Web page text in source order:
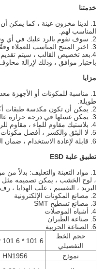
خدمتنا
1. لدينا مخزون عينة ، كما يمكن أن
المناسب لهم.
4.بعد تخصيص القالب ، سيتم تقديم
باختبار موافق ، وذلك لإزالة
مزايا
مناسبة للمكونات أو الأجهزة
طويلة.
4. بلاستيك مقاوم للماء ، مقاوم للرطوبة ، يحسن وقت تخزين المكونات ؛
5. لا البثق والكسر ، أفضل مكونات الحماية ；
تطبيق علبة ESD
1. مواد التعبئة والتغليف: بدلاً من
، لوح الخشب ، يمكن تصميمه مثل
البريد ، التقسيم ، علب الهدايا ،
4. أشباه الموصلات
5. صناعة الطيران
حجم الخط
التفصيلي
101.6 * 101.6 * 4.5
نموذج
HN1956